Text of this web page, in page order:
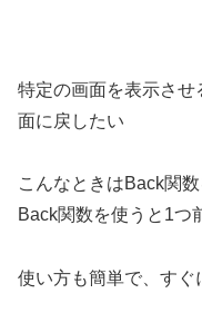
特定の画面を表示さ
面に戻したい
こんなときはBack関数
Back関数を使うと1つ
使い方も簡単で、すぐ